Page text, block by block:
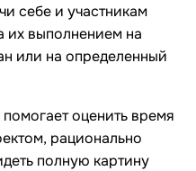
себе и участникам
их выполнением на
или на определенный
оценить время
рационально
полную картину